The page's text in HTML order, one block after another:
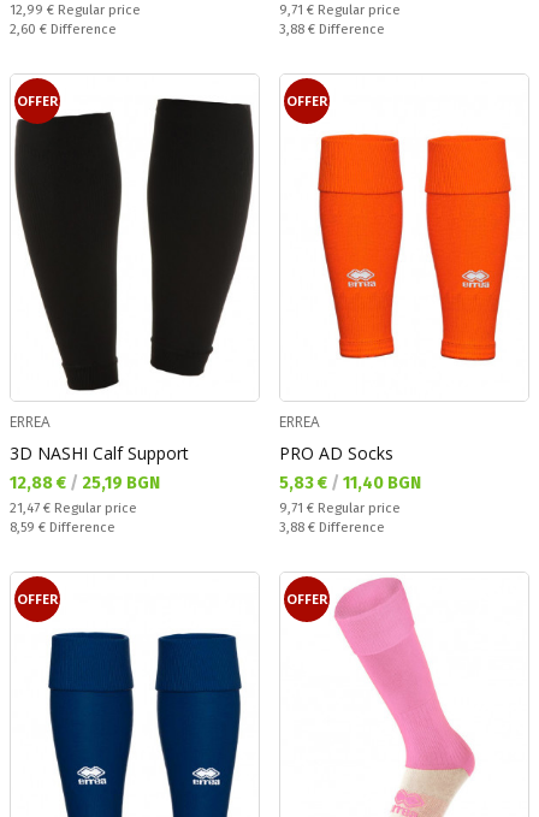
Regular price:
12,99 € Regular price
Спестявате:
2,60 € Difference
Regular price:
9,71 € Regular price
Спестявате:
3,88 € Difference
OFFER
ERREA
3D NASHI Calf Support
Текуща цена:
12,88 € / 25,19 BGN
Regular price:
21,47 € Regular price
Спестявате:
8,59 € Difference
OFFER
ERREA
PRO AD Socks
Текуща цена:
5,83 € / 11,40 BGN
Regular price:
9,71 € Regular price
Спестявате:
3,88 € Difference
OFFER OFFER